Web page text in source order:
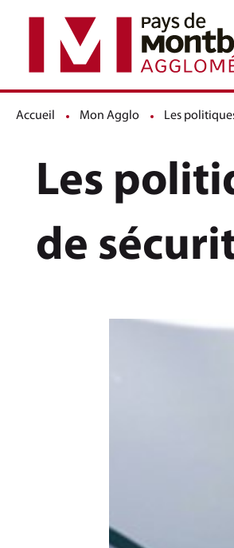
Accueil Mon Agglo Les
Les
de